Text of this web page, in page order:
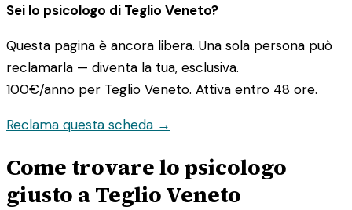
Sei lo psicologo di Teglio Veneto?
Questa pagina è ancora libera. Una sola persona può
reclamarla — diventa la tua, esclusiva.
100€/anno per Teglio Veneto. Attiva entro 48 ore.
Reclama questa scheda →
Come trovare lo psicologo
giusto a Teglio Veneto